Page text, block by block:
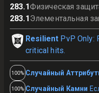
283.1Физическая
283.1Элементальная
Resilient PvP Only:
critical hits.
100% Случайный
100% Случайный Камни